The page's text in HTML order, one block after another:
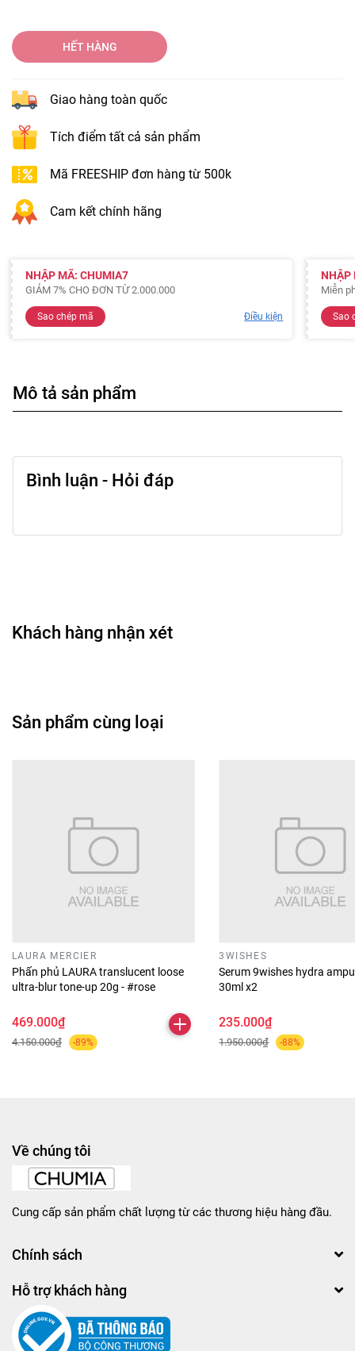
HẾT HÀNG
Giao hàng toàn quốc
Tích điểm tất cả sản phẩm
Mã FREESHIP đơn hàng từ 500k
Cam kết chính hãng
NHẬP MÃ: CHUMIA7
GIẢM 7% CHO ĐƠN TỪ 2.000.000
Sao chép mã Điều kiện
NHẬP
Miễn
Sao
Mô tả sản phẩm
Bình luận - Hỏi đáp
Khách hàng nhận xét
Sản phẩm cùng loại
LAURA MERCIER
Phấn phủ LAURA translucent loose
ultra-blur tone-up 20g - #rose
469.000₫
4.150.000₫ -89%
3WISHES
Serum 9wishes hydra
30ml x2
235.000₫
1.950.000₫ -88%
Về chúng tôi
Cung cấp sản phẩm chất lượng từ các thương hiệu hàng đầu.
Chính sách
Hỗ trợ khách hàng